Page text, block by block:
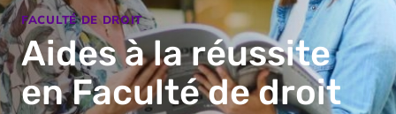
FACULTÉ DE DROIT
Aides à la réussite
en Faculté de droit